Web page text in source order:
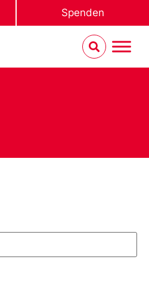
Spenden